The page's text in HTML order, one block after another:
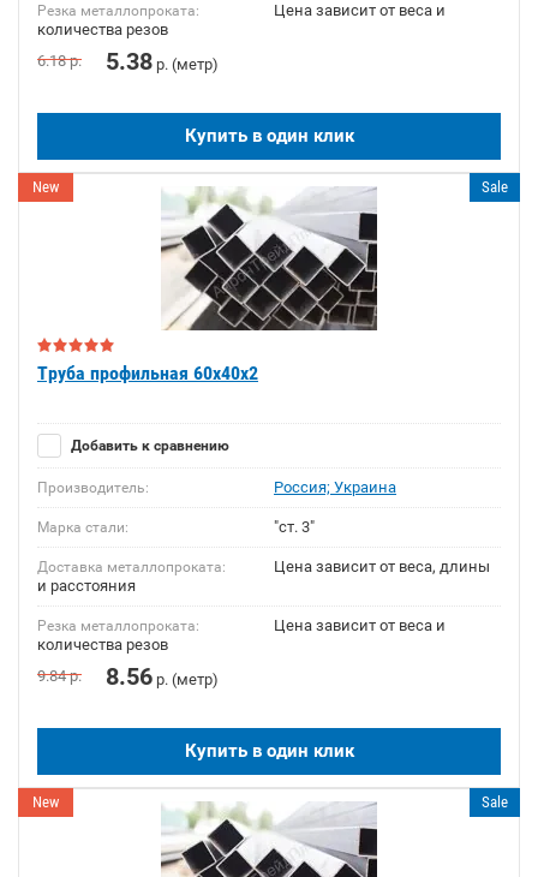
Резка металлопроката:
Цена зависит от веса и
количества резов
6.18р. 5.38 р. (метр)
Купить в один клик
New Sale
Труба профильная 60х40х2
Добавить к сравнению
Производитель: Россия; Украина
Марка стали: "ст. 3"
Доставка металлопроката:
Цена зависит от веса, длины
и расстояния
Резка металлопроката:
Цена зависит от веса и
количества резов
9.84р. 8.56 р. (метр)
Купить в один клик
New Sale